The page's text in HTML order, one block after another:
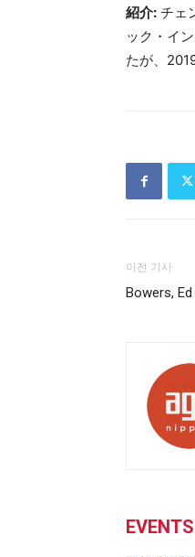
紹介: チェ
ック・イ
たが、
이전 기사
Bowers, Ed
EVENTS